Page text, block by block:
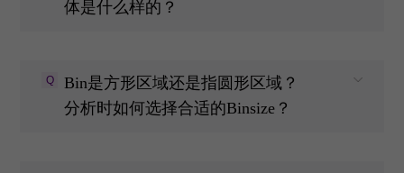
体是什么样的？
Q
Bin是方形区域还是指圆形区域？
分析时如何选择合适的Binsize？